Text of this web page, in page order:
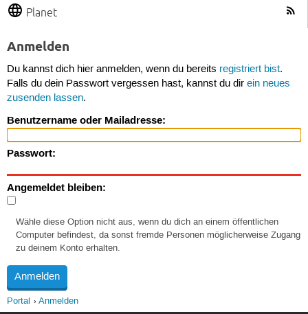
Planet
Anmelden
Du kannst dich hier anmelden, wenn du bereits registriert bist.
Falls du dein Passwort vergessen hast, kannst du dir ein neues
zusenden lassen.
Benutzername oder Mailadresse:
Passwort:
Angemeldet bleiben:
Wähle diese Option nicht aus, wenn du dich an einem öffentlichen
Computer befindest, da sonst fremde Personen möglicherweise Zugang
zu deinem Konto erhalten.
Portal Anmelden